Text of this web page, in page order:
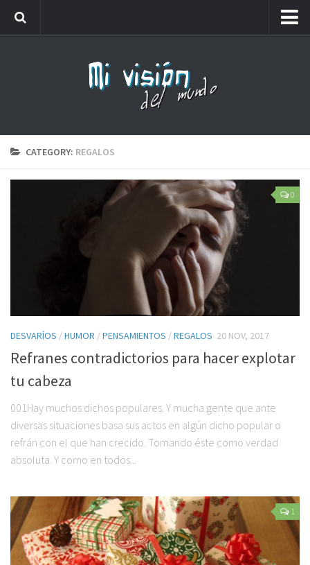
Lista de números de teléfono que no debes coger
CATEGORY: REGALOS
0
DESVARÍOS /HUMOR /PENSAMIENTOS /REGALOS 20 NOV, 2017
Refranes contradictorios para hacer explotar
tu cabeza
001Hay muchos dichos populares. Y mucha gente que ante
diversas situaciones basa sus actos en algún dicho popular o
refrán con el que han crecido. Tomando éste como verdad
absoluta. Y como en todos...
1